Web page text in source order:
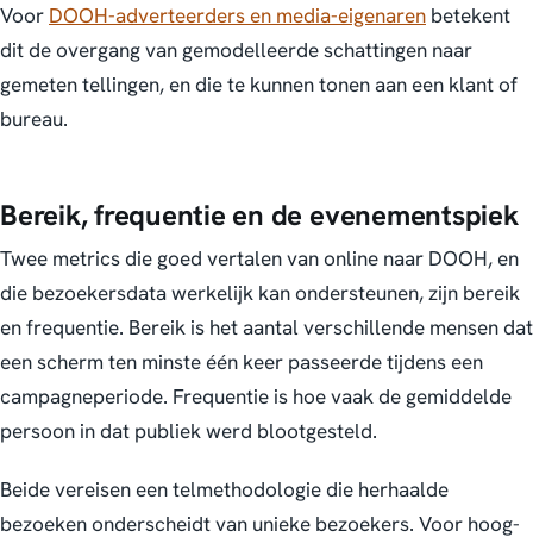
Voor DOOH-adverteerders en media-eigenaren betekent
dit de overgang van gemodelleerde schattingen naar
gemeten tellingen, en die te kunnen tonen aan een klant of
bureau.
Bereik, frequentie en de evenementspiek
Twee metrics die goed vertalen van online naar DOOH, en
die bezoekersdata werkelijk kan ondersteunen, zijn bereik
en frequentie. Bereik is het aantal verschillende mensen dat
een scherm ten minste één keer passeerde tijdens een
campagneperiode. Frequentie is hoe vaak de gemiddelde
persoon in dat publiek werd blootgesteld.
Beide vereisen een telmethodologie die herhaalde
bezoeken onderscheidt van unieke bezoekers. Voor hoog-